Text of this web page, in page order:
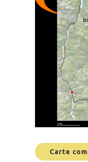
Carte